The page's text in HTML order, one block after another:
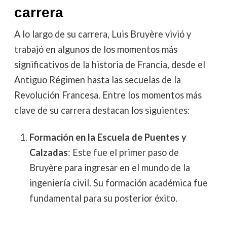
carrera
A lo largo de su carrera, Luis Bruyère vivió y
trabajó en algunos de los momentos más
significativos de la historia de Francia, desde el
Antiguo Régimen hasta las secuelas de la
Revolución Francesa. Entre los momentos más
clave de su carrera destacan los siguientes:
Formación en la Escuela de Puentes y
Calzadas: Este fue el primer paso de
Bruyère para ingresar en el mundo de la
ingeniería civil. Su formación académica fue
fundamental para su posterior éxito.